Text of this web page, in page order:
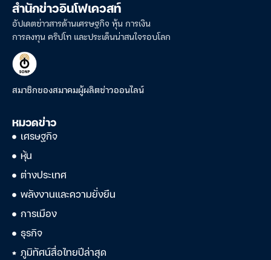
สำนักข่าวอินโฟเควสท์
อัปเดตข่าวสารด้านเศรษฐกิจ หุ้น การเงิน
การลงทุน คริปโท และประเด็นน่าสนใจรอบโลก
สมาชิกของสมาคมผู้ผลิตข่าวออนไลน์
หมวดข่าว
เศรษฐกิจ
หุ้น
ต่างประเทศ
พลังงานและความยั่งยืน
การเมือง
ธุรกิจ
ภูมิทัศน์สื่อไทยปีล่าสุด